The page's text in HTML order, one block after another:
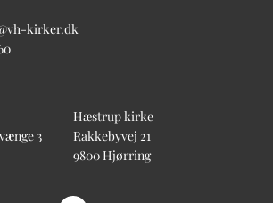
kirker.dk
3
Hæstrup kirke
Rakkebyvej 21
9800 Hjørring